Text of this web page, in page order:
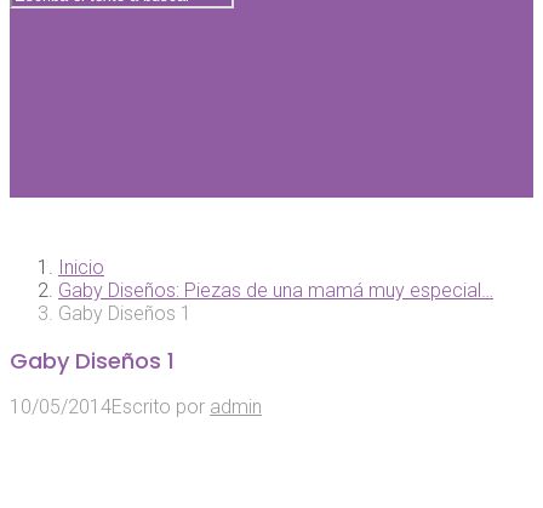
Inicio
Gaby Diseños: Piezas de una mamá muy especial…
Gaby Diseños 1
Gaby Diseños 1
10/05/2014Escrito por admin